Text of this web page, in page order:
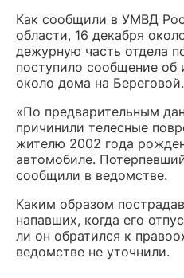
Как сообщили в УМВД
области, 16 декабря
дежурную часть отдела
поступило сообщение об
около дома на Береговой.
«По предварительным
причинили телесные
жителю 2002 года
автомобиле.
сообщили в ведомстве.
Каким образом
напавших, когда его
ли он обратился к
ведомстве не уточнили.